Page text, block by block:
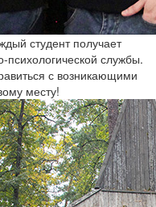
студент получает
психологической службы.
с возникающими
месту!